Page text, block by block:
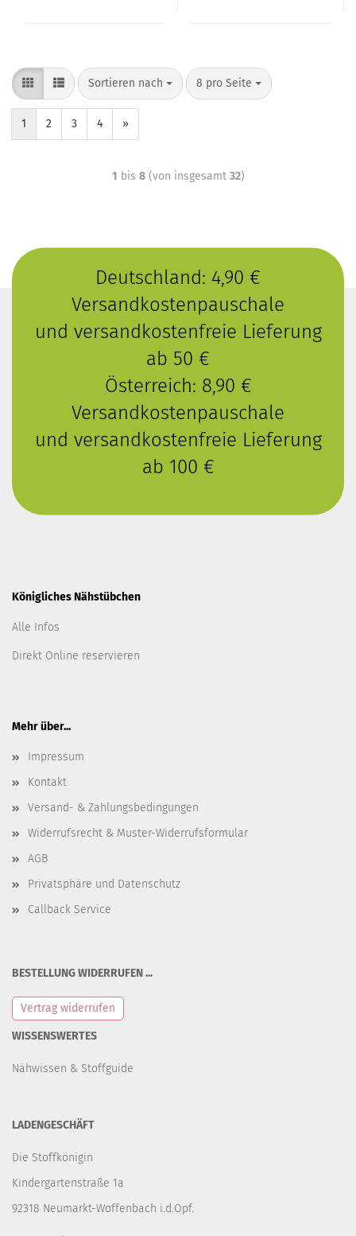
Sortieren nach 8 pro Seite
1 2 3 4 »
1 bis 8(von insgesamt 32)
Deutschland: 4,90 €
Versandkostenpauschale
und versandkostenfreie Lieferung
ab 50 €
Österreich: 8,90 €
Versandkostenpauschale
und versandkostenfreie Lieferung
ab 100 €
Königliches Nähstübchen
Alle Infos
Direkt Online reservieren
Mehr über...
Impressum
Kontakt
Versand- & Zahlungsbedingungen
Widerrufsrecht & Muster-Widerrufsformular
AGB
Privatsphäre und Datenschutz
Callback Service
BESTELLUNG WIDERRUFEN ...
Vertrag widerrufen
WISSENSWERTES
Nähwissen & Stoffguide
LADENGESCHÄFT
Die Stoffkönigin
Kindergartenstraße 1a
92318 Neumarkt-Woffenbach i.d.Opf.